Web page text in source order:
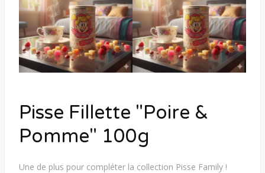
Pisse Fillette "Poire &
Pomme" 100g
Une de plus pour compléter la collection Pisse Family !